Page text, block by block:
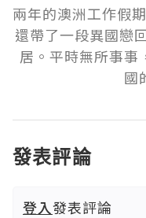
兩年的澳洲工作假
還帶了一段異國戀
居。平時無所事事
國
發表評論
登入發表評論